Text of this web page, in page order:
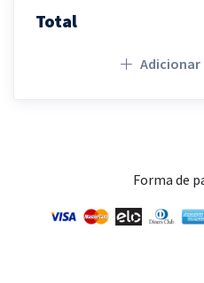
Total
Adicionar
Forma de